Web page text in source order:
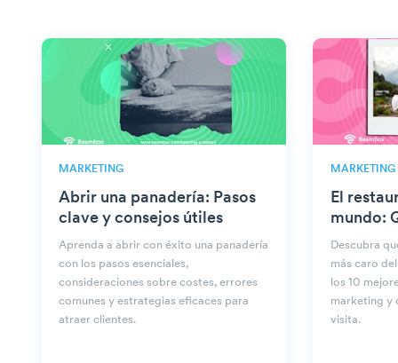
MARKETING
Abrir una panadería: Pasos
clave y consejos útiles
Aprenda a abrir con éxito una panadería
con los pasos esenciales,
consideraciones sobre costes, errores
comunes y estrategias eficaces para
atraer clientes.
MARKETING
El
mundo:
Descubra
más caro
los 10
marketing y
visita.